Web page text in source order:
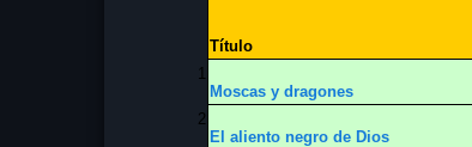
Título
1
Moscas y dragones
2
El aliento negro de Dios